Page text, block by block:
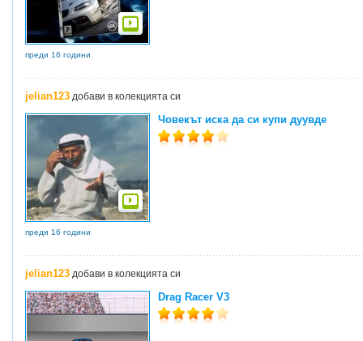
преди 16 години
jelian123 добави в колекцията си
Човекът иска да си купи дуувде
преди 16 години
jelian123 добави в колекцията си
Drag Racer V3